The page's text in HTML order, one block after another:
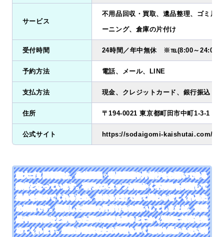
サービス
不用品回収・買取、遺品整理、ゴミ屋
ーニング、倉庫の片付け
受付時間 24時間／年中無休 ※℡(8:00～24:00）
予約方法 電話、メール、LINE
支払方法 現金、クレジットカード、銀行振込
住所 〒194-0021 東京都町田市中町1-3-1 小
公式サイト https://sodaigomi-kaishutai.com/
粗大ゴミ回収隊は、生前整理・遺品整理や片付けをお願いできる
業者となっています。専門のスタッフが細かく不用物を判断して
処分を進めてくれるため、任せるだけで全て終わらせてくれるた
め便利です。指定した範囲の片付けをお願いしてしまえば、貴重
品や重要物などがあった際の確認を除きとにかく迅速に対応を進
めてくれます。経験が豊富なため判断も早く時間も掛からない利